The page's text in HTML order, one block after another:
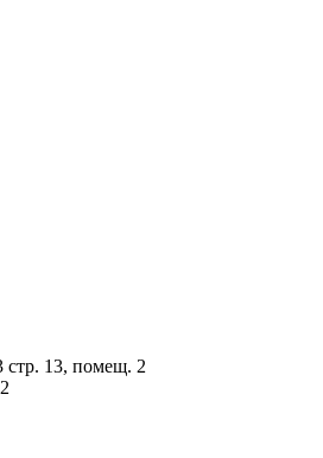
стр. 13, помещ. 2